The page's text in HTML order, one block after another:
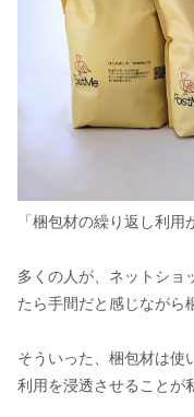
「梱包材の繰り返し利用
多くの人が、ネットショ
たら手間だと感じながら
そういった、梱包材は使
利用を浸透させることが